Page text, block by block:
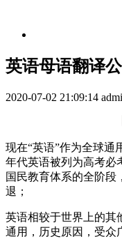
英语母语翻译
2020-07-02 21:09:14
现在“英语”作为全球通
年代英语被列为高考必
国民教育体系的全阶段
退；
英语相较于世界上的其
通用，历史原因，受众